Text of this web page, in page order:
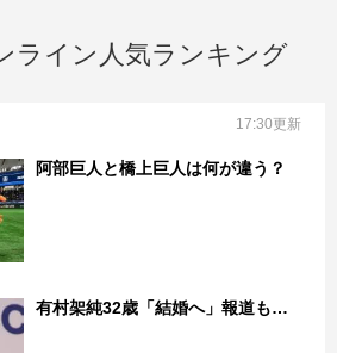
ライン人気ランキング
17:30更新
阿部巨人と橋上巨人は何が違う？
有村架純32歳「結婚へ」報道も…